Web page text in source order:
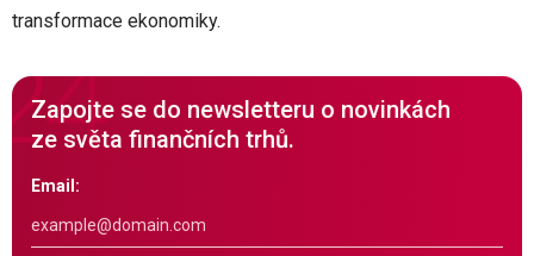
transformace ekonomiky.
Zapojte se do newsletteru o novinkách
ze světa finančních trhů.
Email: